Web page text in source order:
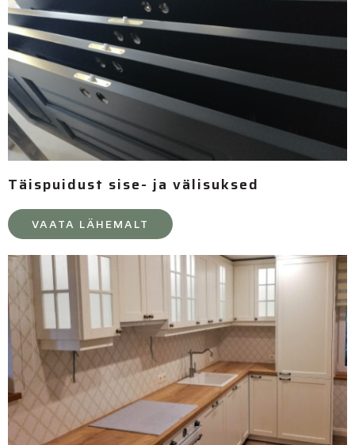
Täispuidust sise- ja välisuksed
VAATA LÄHEMALT